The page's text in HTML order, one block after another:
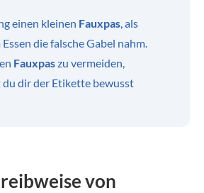
einen kleinen Fauxpas, als
die falsche Gabel nahm.
Fauxpaszu vermeiden,
dir der Etikette bewusst
von